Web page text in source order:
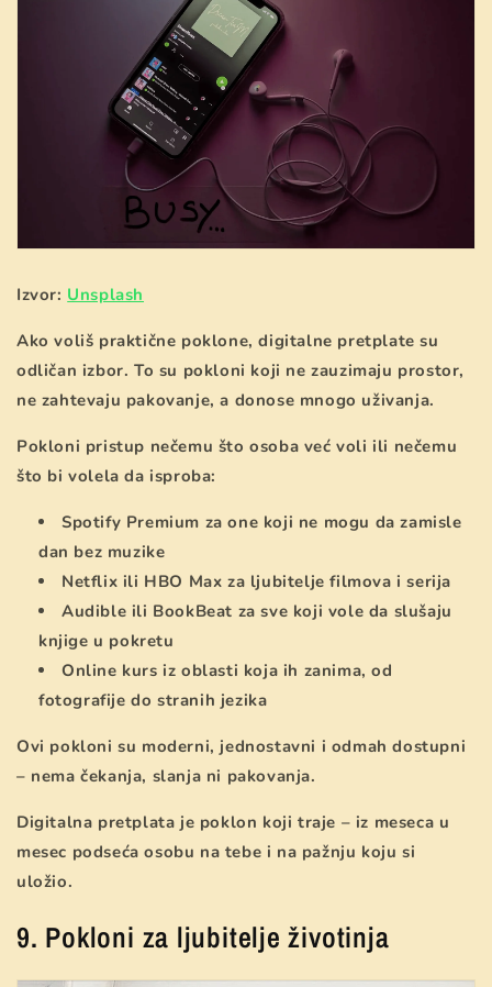
Izvor: Unsplash
Ako voliš praktične poklone, digitalne pretplate su
odličan izbor. To su pokloni koji ne zauzimaju prostor,
ne zahtevaju pakovanje, a donose mnogo uživanja.
Pokloni pristup nečemu što osoba već voli ili nečemu
što bi volela da isproba:
Spotify Premium za one koji ne mogu da zamisle
dan bez muzike
Netflix ili HBO Max za ljubitelje filmova i serija
Audible ili BookBeat za sve koji vole da slušaju
knjige u pokretu
Online kurs iz oblasti koja ih zanima, od
fotografije do stranih jezika
Ovi pokloni su moderni, jednostavni i odmah dostupni
– nema čekanja, slanja ni pakovanja.
Digitalna pretplata je poklon koji traje – iz meseca u
mesec podseća osobu na tebe i na pažnju koju si
uložio.
9. Pokloni za ljubitelje životinja